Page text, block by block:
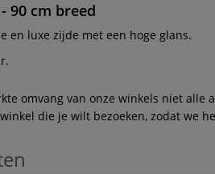
90 cm breed
en luxe zijde met een hoge glans.
omvang van onze winkels niet
die je wilt bezoeken, zodat we